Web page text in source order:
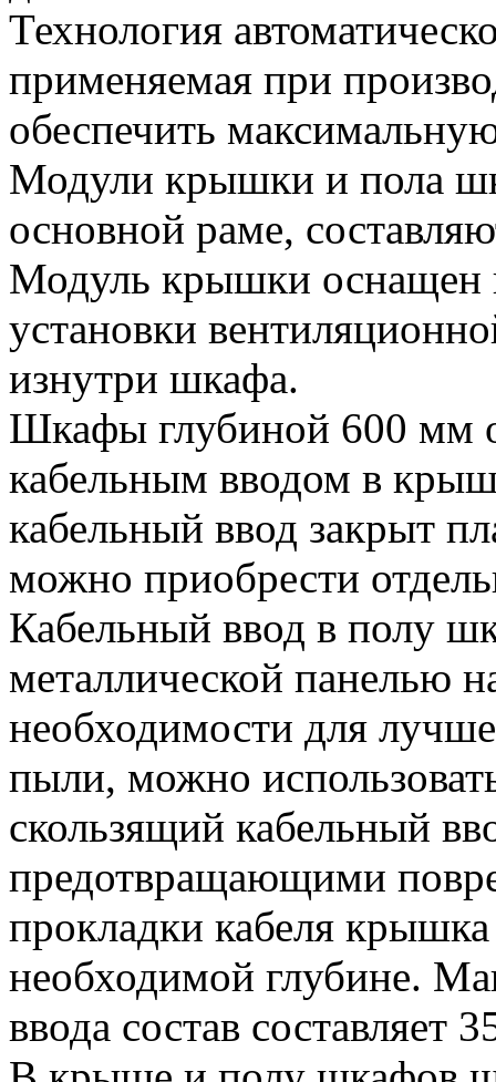
Технология
применяемая при
обеспечить
Модули крышки и пола
основной раме,
Модуль крышки оснащен
установки
изнутри шкафа.
Шкафы глубиной 600 мм
кабельным вводом в
кабельный ввод закрыт
можно приобрести
Кабельный ввод в полу
металлической панелью
необходимости для
пыли, можно
скользящий кабельный
предотвращающими
прокладки кабеля
необходимой глубине.
ввода состав составляет